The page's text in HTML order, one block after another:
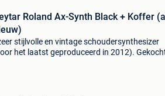
Roland Ax-Synth Black + Koffer
stijlvolle en vintage schoudersynthesizer
het laatst geproduceerd in 2012).